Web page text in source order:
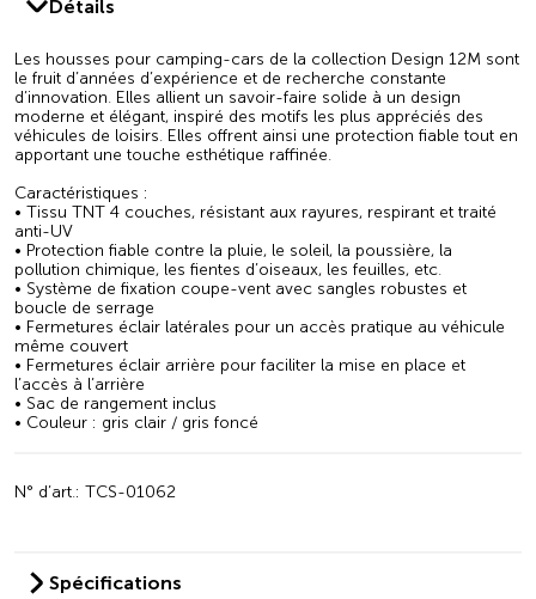
Détails
Les housses pour camping-cars de la collection Design 12M sont
le fruit d’années d’expérience et de recherche constante
d’innovation. Elles allient un savoir-faire solide à un design
moderne et élégant, inspiré des motifs les plus appréciés des
véhicules de loisirs. Elles offrent ainsi une protection fiable tout en
apportant une touche esthétique raffinée.
Caractéristiques :
• Tissu TNT 4 couches, résistant aux rayures, respirant et traité
anti-UV
• Protection fiable contre la pluie, le soleil, la poussière, la
pollution chimique, les fientes d’oiseaux, les feuilles, etc.
• Système de fixation coupe-vent avec sangles robustes et
boucle de serrage
• Fermetures éclair latérales pour un accès pratique au véhicule
même couvert
• Fermetures éclair arrière pour faciliter la mise en place et
l’accès à l’arrière
• Sac de rangement inclus
• Couleur : gris clair / gris foncé
N° d’art.: TCS-01062
Spécifications